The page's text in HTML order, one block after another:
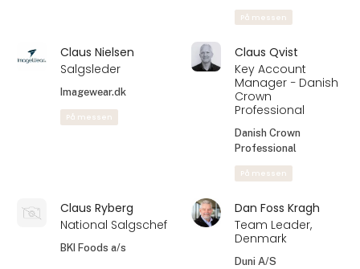
På messen
Claus Nielsen
Salgsleder
Imagewear.dk
På messen
Claus Qvist
Key Account
Manager − Danish
Crown
Professional
Danish Crown
Professional
På messen
Claus Ryberg
National Salgschef
BKI Foods a/s
Dan Foss Kragh
Team Leader,
Denmark
Duni A/S